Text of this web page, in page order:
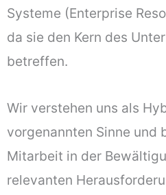
Systeme (Enterprise
da sie den Kern des
betreffen.
Wir verstehen uns als
vorgenannten Sinne und
Mitarbeit in der
relevanten